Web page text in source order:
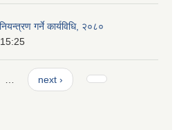
गर्ने कार्यविधि, २०८०
next ›